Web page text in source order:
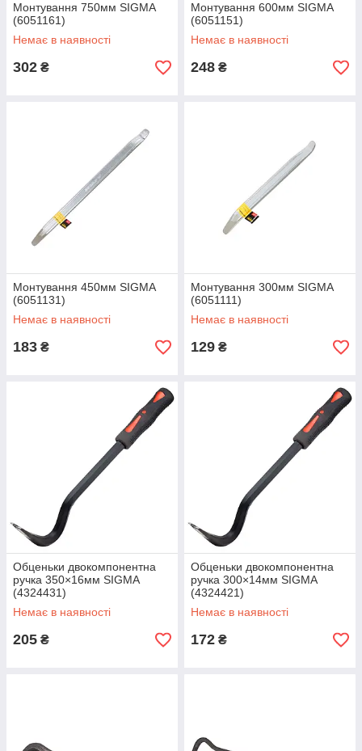
Монтування 750мм SIGMA
(6051161)
Немає в наявності
302 ₴
Монтування 600мм SIGMA
(6051151)
Немає в наявності
248 ₴
Монтування 450мм SIGMA
(6051131)
Немає в наявності
183 ₴
Монтування 300мм SIGMA
(6051111)
Немає в наявності
129 ₴
Обценьки двокомпонентна
ручка 350×16мм SIGMA
(4324431)
Немає в наявності
205 ₴
Обценьки двокомпонентна
ручка 300×14мм SIGMA
(4324421)
Немає в наявності
172 ₴